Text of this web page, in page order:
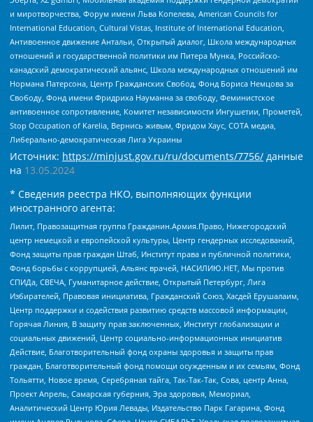
и миротворчества, Форум имени Льва Копелева, American Councils for
International Education, Cultural Vistas, Institute of International Education,
Антивоенное движение Антальи, Открытый диалог, Школа международных
отношений и государственной политики им Питера Мунка, Российско-
канадский демократический альянс, Школа международных отношений им
Нормана Патерсона, Центр Гражданских Свобод, Фонд Бориса Немцова за
Свободу, Фонд имени Фридриха Науманна за свободу, Феминистское
антивоенное сопротивление, Комитет независимости Ингушетии, Прометей,
Stop Occupation of Karelia, Вернись живым, Фридом Хаус, СОТА медиа,
Либерально-демократическая Лига Украины
Источник: https://minjust.gov.ru/ru/documents/7756/ данные
на 13.05.2024
* Сведения реестра НКО, выполняющих функции
иностранного агента:
Лилит, Правозащитная группа Гражданин.Армия.Право, Нижегородский
центр немецкой и европейской культуры, Центр гендерных исследований,
Фонд защиты прав граждан Штаб, Институт права и публичной политики,
Фонд борьбы с коррупцией, Альянс врачей, НАСИЛИЮ.НЕТ, Мы против
СПИДа, СВЕЧА, Гуманитарное действие, Открытый Петербург, Лига
Избирателей, Правовая инициатива, Гражданский Союз, Хасдей Ерушалаим,
Центр поддержки и содействия развитию средств массовой информации,
Горячая Линия, В защиту прав заключенных, Институт глобализации и
социальных движений, Центр социально-информационных инициатив
Действие, Благотворительный фонд охраны здоровья и защиты прав
граждан, Благотворительный фонд помощи осужденным и их семьям, Фонд
Тольятти, Новое время, Серебряная тайга, Так-Так-Так, Сова, центр Анна,
Проект Апрель, Самарская губерния, Эра здоровья, Мемориал,
Аналитический Центр Юрия Левады, Издательство Парк Гагарина, Фонд